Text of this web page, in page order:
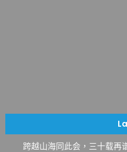
筝声与琴韵交汇：刘励(Li
跨越山海同此会，三十载